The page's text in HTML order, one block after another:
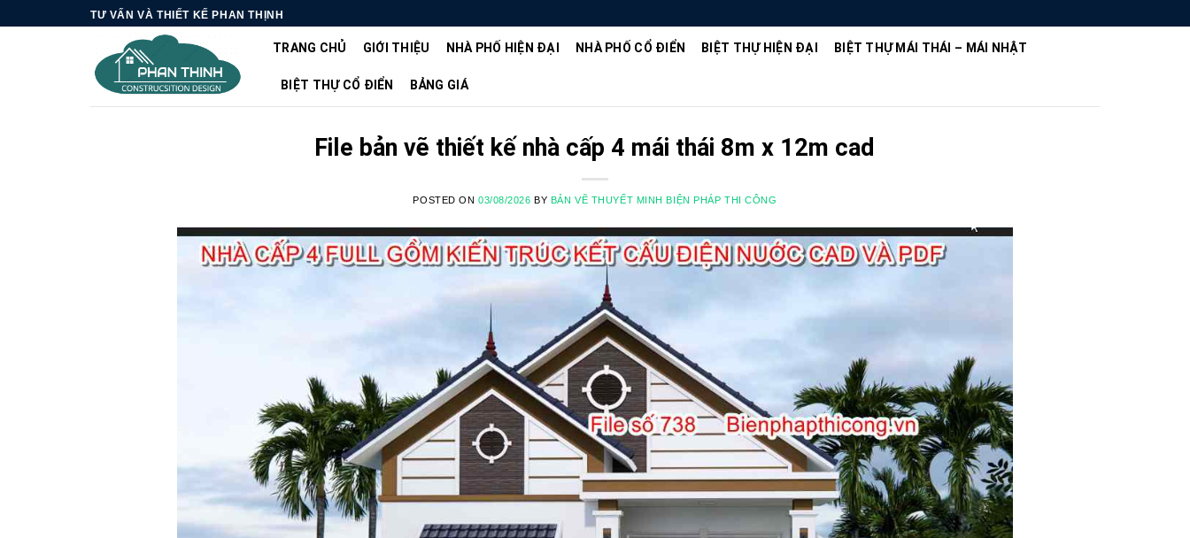
TƯ VẤN VÀ THIẾT KẾ PHAN THỊNH
TRANG CHỦ GIỚI THIỆU NHÀ PHỐ HIỆN ĐẠI NHÀ PHỐ CỔ ĐIỂN BIỆT THỰ HIỆN ĐẠI BIỆT THỰ MÁI THÁI – MÁI NHẬT
BIỆT THỰ CỔ ĐIỂN BẢNG GIÁ
File bản vẽ thiết kế nhà cấp 4 mái thái 8m x 12m cad
POSTED ON 03/08/2026 BY BẢN VẼ THUYẾT MINH BIỆN PHÁP THI CÔNG